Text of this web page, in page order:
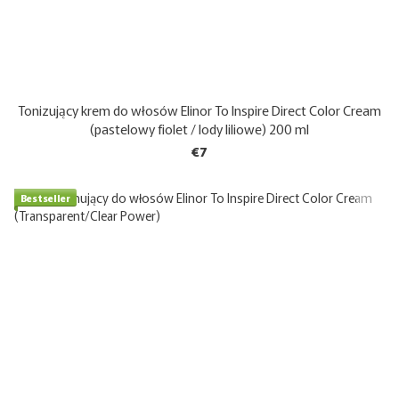
Tonizujący krem do włosów Elinor To Inspire Direct Color Cream
(pastelowy fiolet / lody liliowe) 200 ml
€7
Bestseller